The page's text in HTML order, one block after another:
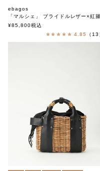
ebagos
「マルシェ」 ブライドルレザー×紅籐（リネン被せ） BLACK（定番トート）
エバゴス
¥85,800税込
4.85
（13